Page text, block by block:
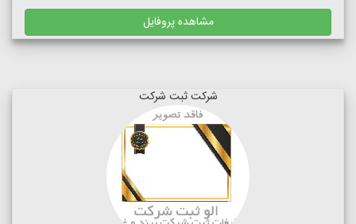
مشاهده پروفایل
شرکت ثبت شرکت